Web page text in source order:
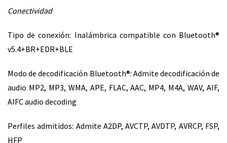
Conectividad
Tipo de conexión: Inalámbrica compatible con Bluetooth®
v5.4+BR+EDR+BLE
Modo de decodificación Bluetooth®: Admite decodificación de
audio MP2, MP3, WMA, APE, FLAC, AAC, MP4, M4A, WAV, AIF,
AIFC audio decoding
Perfiles admitidos: Admite A2DP, AVCTP, AVDTP, AVRCP, FSP,
HFP